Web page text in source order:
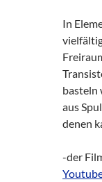
In
basteln
aus
denen
-der